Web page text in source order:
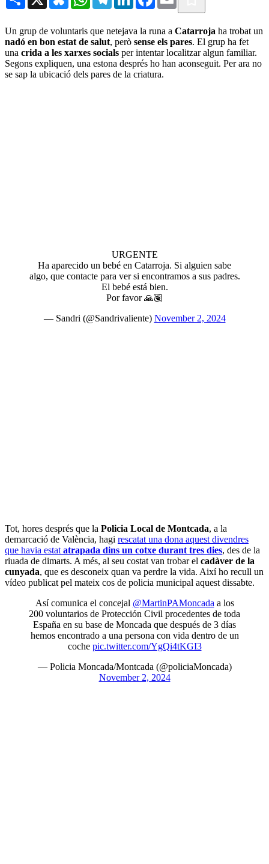
Un grup de voluntaris que netejava la runa a Catarroja ha trobat un
nadó en bon estat de salut, però sense els pares. El grup ha fet
una crida a les xarxes socials per intentar localitzar algun familiar.
Segons expliquen, una estona després ho han aconseguit. Per ara no
se sap la ubicació dels pares de la criatura.
URGENTE
Ha aparecido un bebé en Catarroja. Si alguien sabe
algo, que contacte para ver si encontramos a sus padres.
El bebé está bien.
Por favor 🙏🏽
— Sandri (@Sandrivaliente) November 2, 2024
Tot, hores després que la Policia Local de Montcada, a la
demarcació de València, hagi rescatat una dona aquest divendres
que havia estat atrapada dins un cotxe durant tres dies, des de la
riuada de dimarts. A més, al seu costat van trobar el cadàver de la
cunyada, que es desconeix quan va perdre la vida. Així ho recull un
vídeo publicat pel mateix cos de policia municipal aquest dissabte.
Así comunica el concejal @MartinPAMoncada a los
200 voluntarios de Protección Civil procedentes de toda
España en su base de Moncada que después de 3 días
hemos encontrado a una persona con vida dentro de un
coche pic.twitter.com/YgQi4tKGI3
— Policia Moncada/Montcada (@policiaMoncada)
November 2, 2024